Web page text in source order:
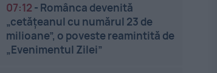
07:12 - Românca devenită
„cetățeanul cu numărul 23 de
milioane”, o poveste reamintită de
„Evenimentul Zilei”